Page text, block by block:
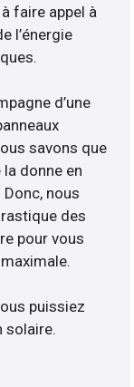
faire appel à
l’énergie
d’une
savons que
donne en
nous
des
pour vous
puissiez
solaire.